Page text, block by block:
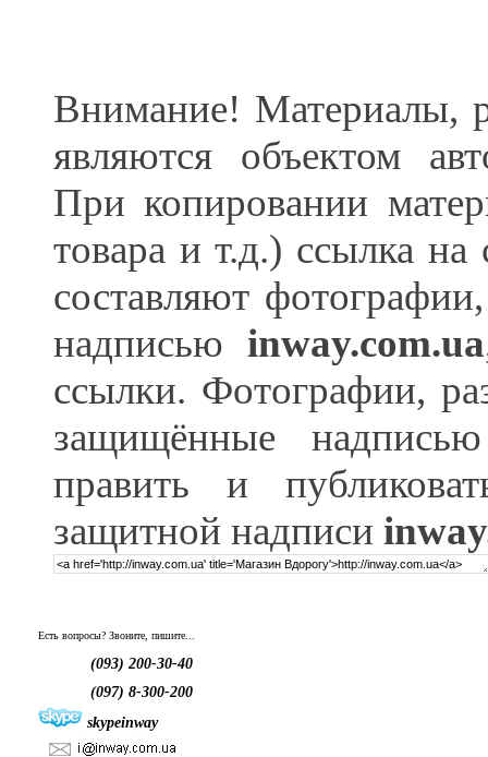
Внимание! Материалы,
являются объектом
При копировании
товара и т.д.) ссылка на
составляют
надписью inway.com.ua
ссылки. Фотографии,
защищённые
править и
защитной надписи
Есть вопросы? Звоните, пишите...
(093) 200-30-40
(097) 8-300-200
skypeinway